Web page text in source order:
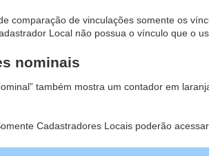
comparação de vinculações somente os
Local não possua o vínculo que o
nominais
também mostra um contador em
Cadastradores Locais poderão